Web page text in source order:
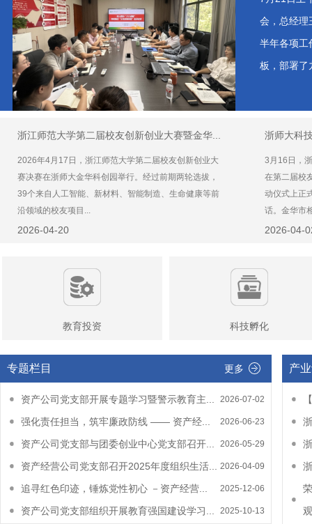
会，总经理
半年各项工
板，部署了
浙江师范大学第二届校友创新创业大赛暨金华...
2026年4月17日，浙江师范大学第二届校友创新创业大
赛决赛在浙师大金华科创园举行。经过前期两轮选拔，
39个来自人工智能、新材料、智能制造、生命健康等前
沿领域的校友项目...
2026-04-20
浙师大科
3月16日，
在第二届校
动仪式上正
话。金华市
2026-04-
教育投资 科技孵化
专题栏目 更多
资产公司党支部开展专题学习暨警示教育主... 2026-07-02
强化责任担当，筑牢廉政防线 —— 资产经... 2026-06-23
资产公司党支部与团委创业中心党支部召开... 2026-05-29
资产经营公司党支部召开2025年度组织生活... 2026-04-09
追寻红色印迹，锤炼党性初心 －资产经营... 2025-12-06
资产公司党支部组织开展教育强国建设学习... 2025-10-13
产